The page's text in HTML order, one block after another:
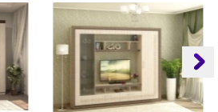
Купить
Гостиная Витра
Симфония 7.10
+7 (903) 000-00-00